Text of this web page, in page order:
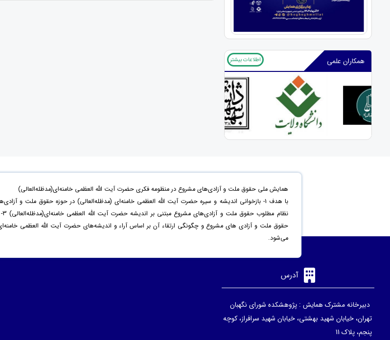
همکاران علمی اطلاعات بیشتر
‹ ›
همایش ملی حقوق ملت و آزادی‌های مشروع در منظومه فکری حضرت آیت الله العظمی خامنه‌ای(مدظله‌العالی)
حقوق ملت و آزادی های مشروع و چگونگی ارتقاء آن بر اساس آراء و اندیشه‌های حضرت آیت الله العظمی
می‌شود.
آدرس
دبیرخانه مشترک همایش : پژوهشکده شورای نگهبان
تهران، خیابان شهید بهشتی، خیابان شهید سرافراز، کوچه
پنجم، پلاک 11